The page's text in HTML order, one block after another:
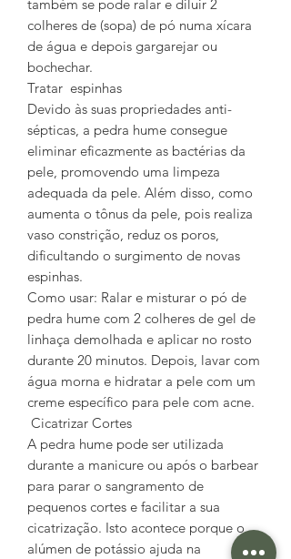
também se pode ralar e diluir 2
colheres de (sopa) de pó numa xícara
de água e depois gargarejar ou
bochechar.
Tratar espinhas
Devido às suas propriedades anti-
sépticas, a pedra hume consegue
eliminar eficazmente as bactérias da
pele, promovendo uma limpeza
adequada da pele. Além disso, como
aumenta o tônus da pele, pois realiza
vaso constrição, reduz os poros,
dificultando o surgimento de novas
espinhas.
Como usar: Ralar e misturar o pó de
pedra hume com 2 colheres de gel de
linhaça demolhada e aplicar no rosto
durante 20 minutos. Depois, lavar com
água morna e hidratar a pele com um
creme específico para pele com acne.
Cicatrizar Cortes
A pedra hume pode ser utilizada
durante a manicure ou após o barbear
para parar o sangramento de
pequenos cortes e facilitar a sua
cicatrização. Isto acontece porque o
alúmen de potássio ajuda na